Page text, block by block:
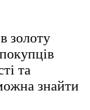
золоту
та
знайти